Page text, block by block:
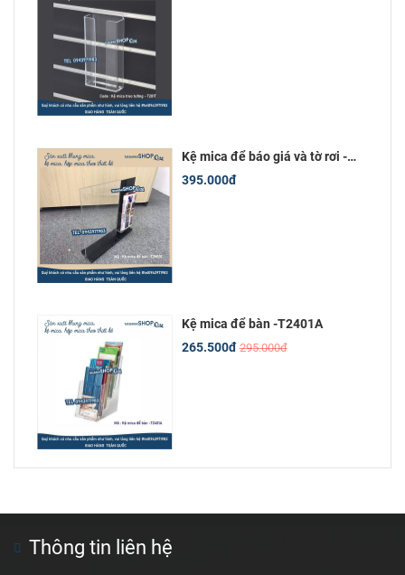
Kệ mica để báo giá và tờ rơi -
T2M101
395.000đ
Kệ mica để bàn -T2401A
265.500đ 295.000đ
Thông tin liên hệ